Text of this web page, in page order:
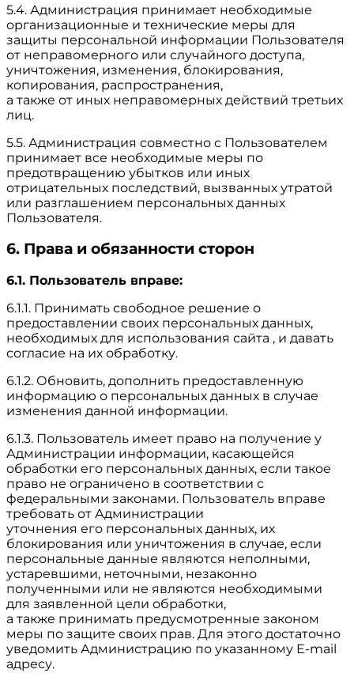
5.4. Администрация принимает необходимые
организационные и технические меры для
защиты персональной информации Пользователя
от неправомерного или случайного доступа,
уничтожения, изменения, блокирования,
копирования, распространения,
а также от иных неправомерных действий третьих
лиц.
5.5. Администрация совместно с Пользователем
принимает все необходимые меры по
предотвращению убытков или иных
отрицательных последствий, вызванных утратой
или разглашением персональных данных
Пользователя.
6. Права и обязанности сторон
6.1. Пользователь вправе:
6.1.1. Принимать свободное решение о
предоставлении своих персональных данных,
необходимых для использования сайта , и давать
согласие на их обработку.
6.1.2. Обновить, дополнить предоставленную
информацию о персональных данных в случае
изменения данной информации.
6.1.3. Пользователь имеет право на получение у
Администрации информации, касающейся
обработки его персональных данных, если такое
право не ограничено в соответствии с
федеральными законами. Пользователь вправе
требовать от Администрации
уточнения его персональных данных, их
блокирования или уничтожения в случае, если
персональные данные являются неполными,
устаревшими, неточными, незаконно
полученными или не являются необходимыми
для заявленной цели обработки,
а также принимать предусмотренные законом
меры по защите своих прав. Для этого достаточно
уведомить Администрацию по указанному E-mail
адресу.